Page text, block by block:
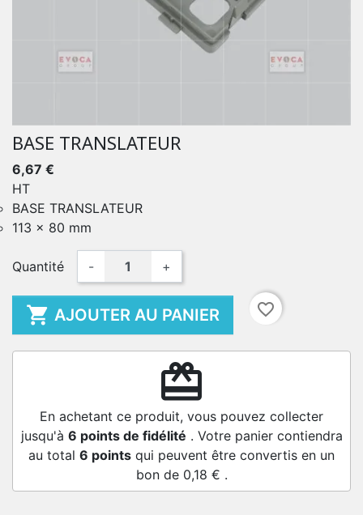
BASE TRANSLATEUR
6,67 €
HT
BASE TRANSLATEUR
113 x 80 mm
Quantité - +
 AJOUTER AU PANIER favorite_border
redeem
En achetant ce produit, vous pouvez collecter
jusqu'à 6 points de fidélité . Votre panier contiendra
au total 6 points qui peuvent être convertis en un
bon de 0,18 € .